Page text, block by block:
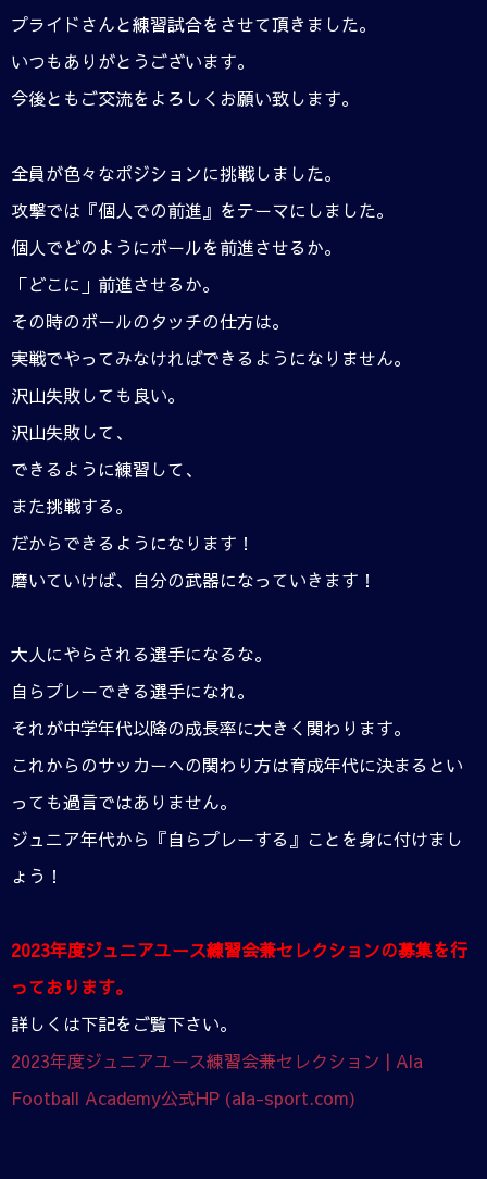
プライドさんと練習試合をさせて頂きました。
いつもありがとうございます。
今後ともご交流をよろしくお願い致します。
全員が色々なポジションに挑戦しました。
攻撃では『個人での前進』をテーマにしました。
個人でどのようにボールを前進させるか。
「どこに」前進させるか。
その時のボールのタッチの仕方は。
実戦でやってみなければできるようになりません。
沢山失敗しても良い。
沢山失敗して、
できるように練習して、
また挑戦する。
だからできるようになります！
磨いていけば、自分の武器になっていきます！
大人にやらされる選手になるな。
自らプレーできる選手になれ。
それが中学年代以降の成長率に大きく関わります。
これからのサッカーへの関わり方は育成年代に決まるとい
っても過言ではありません。
ジュニア年代から『自らプレーする』ことを身に付けまし
ょう！
2023年度ジュニアユース練習会兼セレクションの募集を行
っております。
詳しくは下記をご覧下さい。
2023年度ジュニアユース練習会兼セレクション | Ala
Football Academy公式HP (ala-sport.com)